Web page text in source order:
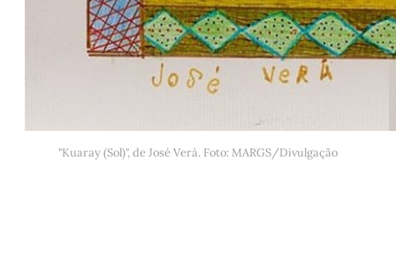
"Kuaray (Sol)", de José Verá. Foto: MARGS/Divulgação